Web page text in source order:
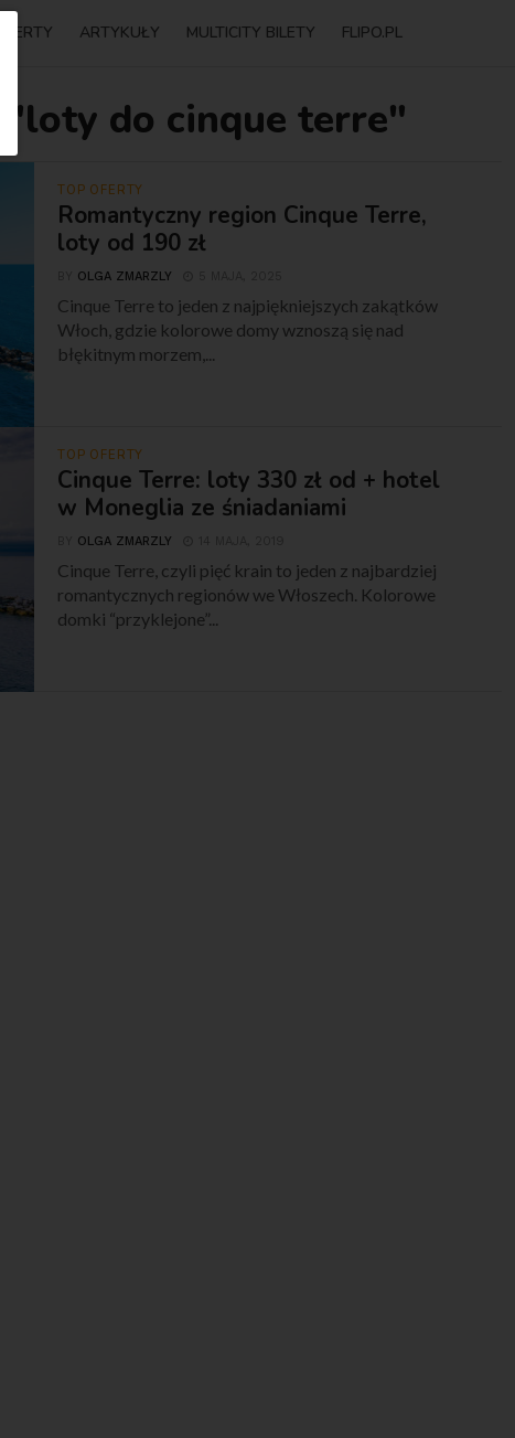
ARTYKUŁY MULTICITY BILETY FLIPO.PL
"loty do cinque terre"
TOP OFERTY
Romantyczny region Cinque Terre,
loty od 190 zł
OLGA ZMARZLY
Cinque Terre to jeden z najpiękniejszych zakątków
Włoch, gdzie kolorowe domy wznoszą się nad
błękitnym morzem,...
TOP OFERTY
Cinque Terre: loty 330 zł od + hotel
w Moneglia ze śniadaniami
OLGA ZMARZLY
Cinque Terre, czyli pięć krain to jeden z najbardziej
romantycznych regionów we Włoszech. Kolorowe
domki “przyklejone”...